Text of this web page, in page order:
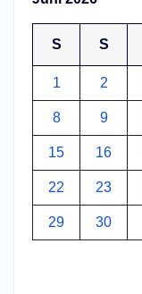
S S
1 2
8 9
15 16
22 23
29 30